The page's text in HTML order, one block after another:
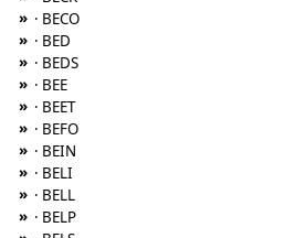
» · BECO
» · BED
» · BEDS
» · BEE
» · BEET
» · BEFO
» · BEIN
» · BELI
» · BELL
» · BELP